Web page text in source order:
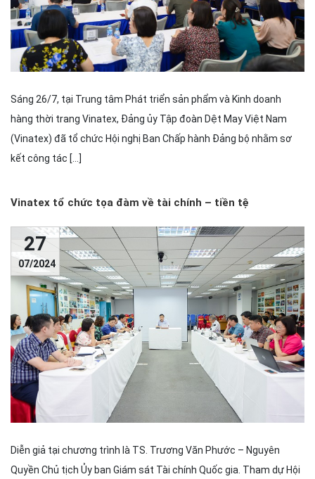
Sáng 26/7, tại Trung tâm Phát triển sản phẩm và Kinh doanh
hàng thời trang Vinatex, Đảng ủy Tập đoàn Dệt May Việt Nam
(Vinatex) đã tổ chức Hội nghị Ban Chấp hành Đảng bộ nhằm sơ
kết công tác […]
Vinatex tổ chức tọa đàm về tài chính – tiền tệ
27
07/2024
Diễn giả tại chương trình là TS. Trương Văn Phước – Nguyên
Quyền Chủ tịch Ủy ban Giám sát Tài chính Quốc gia. Tham dự Hội